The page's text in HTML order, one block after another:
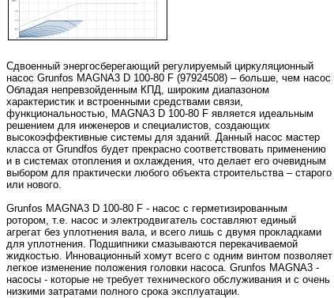
Сдвоенный энергосберегающий регулируемый циркуляционный
насос Grunfos MAGNA3 D 100-80 F (97924508) – больше, чем насос
Обладая непревзойденным КПД, широким диапазоном
характеристик и встроенными средствами связи,
функциональностью, MAGNA3 D 100-80 F является идеальным
решением для инженеров и специалистов, создающих
высокоэффективные системы для зданий. Данный насос мастер
класса от Grundfos будет прекрасно соответствовать применению
и в системах отопления и охлаждения, что делает его очевидным
выбором для практически любого объекта строительства – старого
или нового.
Grunfos MAGNA3 D 100-80 F - насос с герметизированным
ротором, т.е. насос и электродвигатель составляют единый
агрегат без уплотнения вала, и всего лишь с двумя прокладками
для уплотнения. Подшипники смазываются перекачиваемой
жидкостью. Инновационный хомут всего с одним винтом позволяет
легкое изменение положения головки насоса. Grunfos MAGNA3 -
насосы - которые не требует технического обслуживания и с очень
низкими затратами полного срока эксплуатации.